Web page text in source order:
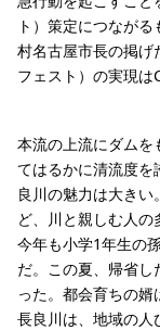
ト）策定につなが
村名古屋市長の掲げ
フェスト）の実現は
本流の上流にダムを
てはるかに清流度を
良川の魅力は大き
ど、川と親しむ人
今年も小学1年生の
だ。この夏、帰省
った。都会育ちの婿
長良川は、地域の人